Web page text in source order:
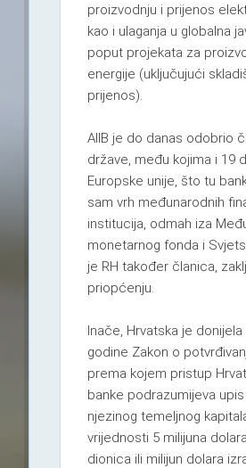
proizvodnju i prijenos
kao i ulaganja u globalna
poput projekata za
energije (uključujući
prijenos).
AIIB je do danas odobrio
države, među kojima i 19
Europske unije, što tu
sam vrh međunarodnih
institucija, odmah iza
monetarnog fonda i
je RH također članica,
priopćenju.
Inače, Hrvatska je
godine Zakon o
prema kojem pristup
banke podrazumijeva
njezinog temeljnog
vrijednosti 5 milijuna
dionica ili milijun dolara